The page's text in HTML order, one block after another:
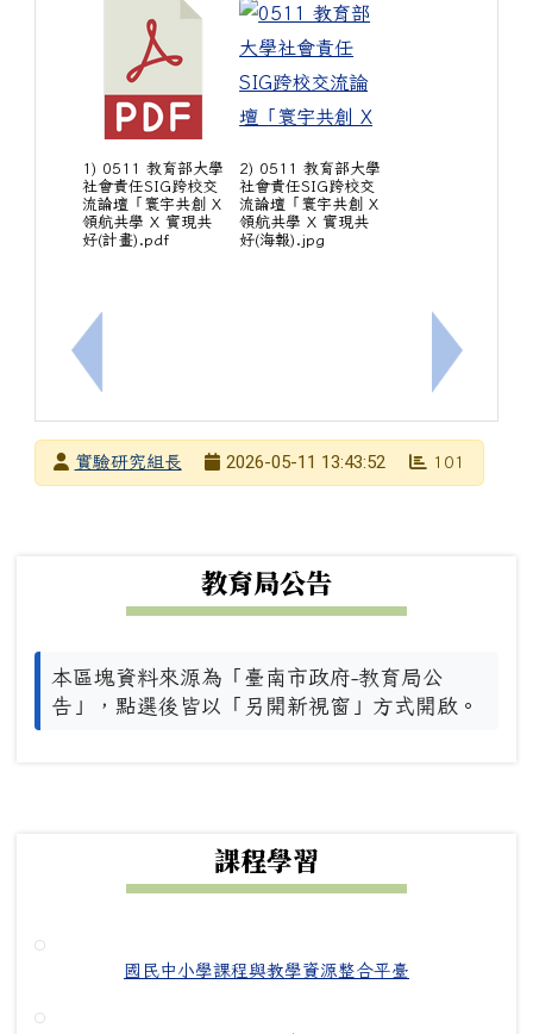
上一筆：[健康與護理]正向心理健康促進教學
1) 0511 教育部大學
社會責任SIG跨校交
流論壇「寰宇共創 X
領航共學 X 實現共
好(計畫).pdf
2) 0511 教育部大學
社會責任SIG跨校交
流論壇「寰宇共創 X
領航共學 X 實現共
好(海報).jpg
下一筆：
發布者實驗研究組長
2026-05-11 13:43:52 101
教育局公告
本區塊資料來源為「臺南市政府-教育局公
告」，點選後皆以「另開新視窗」方式開啟。
課程學習
國民中小學課程與教學資源整合平臺